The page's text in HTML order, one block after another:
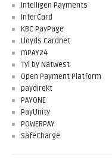
Intelligen Payments
InterCard
KBC PayPage
Lloyds Cardnet
mPAY24
Tyl by Natwest
Open Payment Platform
paydirekt
PAYONE
PayUnity
POWERPAY
SafeCharge